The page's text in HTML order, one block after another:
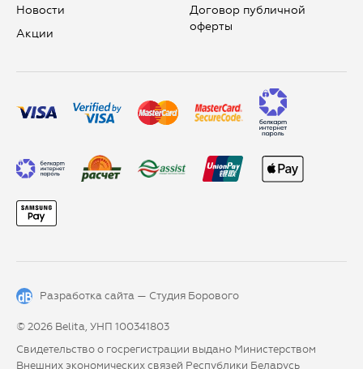
Новости
Aкции
Договор публичной
оферты
Разработка сайта — Студия Борового
© 2026 Belita, УНП 100341803
Свидетельство о госрегистрации выдано Министерством
Внешних экономических связей Республики Беларусь